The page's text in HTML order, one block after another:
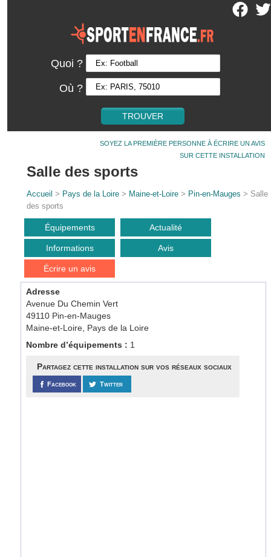
Quoi ?
Où ?
SOYEZ LA PREMIÈRE PERSONNE À ÉCRIRE UN AVIS
SUR CETTE INSTALLATION
Salle des sports
Accueil > Pays de la Loire > Maine-et-Loire > Pin-en-Mauges > Salle
des sports
Équipements Actualité
Informations Avis
Écrire un avis
Adresse
Avenue Du Chemin Vert
49110 Pin-en-Mauges
Maine-et-Loire, Pays de la Loire
Nombre d’équipements : 1
Partagez cette installation sur vos réseaux sociaux
Facebook Twitter